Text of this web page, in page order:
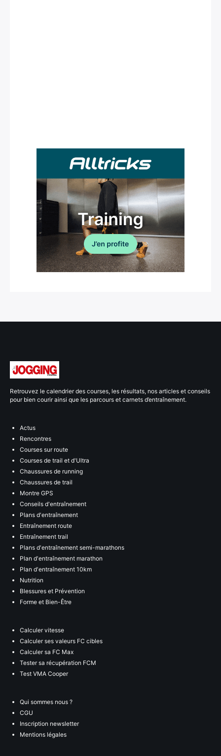
Retrouvez le calendrier des courses, les résultats, nos articles et conseils
pour bien courir ainsi que les parcours et carnets d’entraînement.
Actus
Rencontres
Courses sur route
Courses de trail et d'Ultra
Chaussures de running
Chaussures de trail
Montre GPS
Conseils d'entraînement
Plans d'entraînement
Entraînement route
Entraînement trail
Plans d'entraînement semi-marathons
Plan d'entraînement marathon
Plan d'entraînement 10km
Nutrition
Blessures et Prévention
Forme et Bien-Être
Calculer vitesse
Calculer ses valeurs FC cibles
Calculer sa FC Max
Tester sa récupération FCM
Test VMA Cooper
Qui sommes nous ?
CGU
Inscription newsletter
Mentions légales